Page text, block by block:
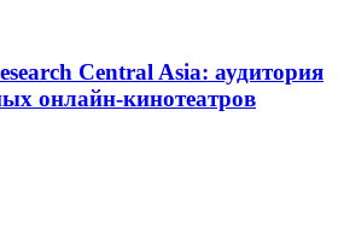
Central Asia: аудитория
онлайн-кинотеатров